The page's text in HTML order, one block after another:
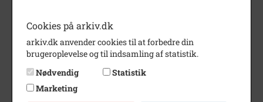
Årstal
1972
Dateringsnote
4/9 1972
Fotograf
Cookies på arkiv.dk
arkiv.dk anvender cookies til at forbedre din
brugeroplevelse og til indsamling af statistik.
Nødvendig
Statistik
Marketing